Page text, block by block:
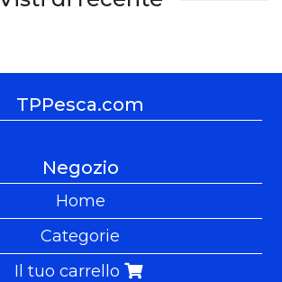
TPPesca.com
Negozio
Home
Categorie
Il tuo carrello